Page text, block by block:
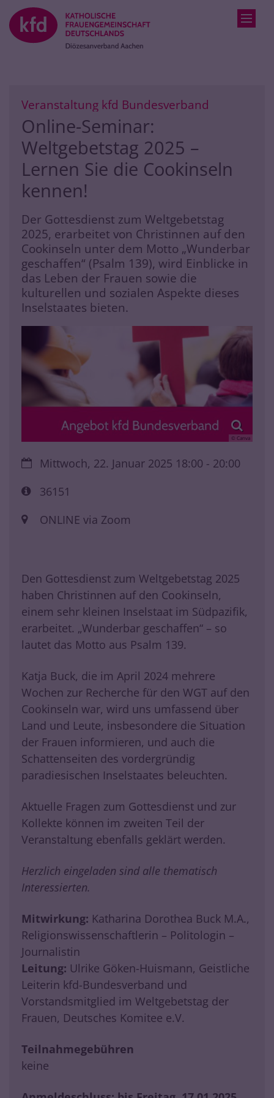
Zum Inhalt springen
Veranstaltung kfd Bundesverband
Online-Seminar:
Weltgebetstag 2025 –
Lernen Sie die Cookinseln
kennen!
Der Gottesdienst zum Weltgebetstag
2025, erarbeitet von Christinnen auf den
Cookinseln unter dem Motto „Wunderbar
geschaffen“ (Psalm 139), wird Einblicke in
das Leben der Frauen sowie die
kulturellen und sozialen Aspekte dieses
Inselstaates bieten.
© Canva
Datum:Mittwoch, 22. Januar 2025 18:00 - 20:00
Art bzw. Nummer:
36151
Ort: ONLINE via Zoom
Den Gottesdienst zum Weltgebetstag 2025
haben Christinnen auf den Cookinseln,
einem sehr kleinen Inselstaat im Südpazifik,
erarbeitet. „Wunderbar geschaffen“ – so
lautet das Motto aus Psalm 139.
Katja Buck, die im April 2024 mehrere
Wochen zur Recherche für den WGT auf den
Cookinseln war, wird uns umfassend über
Land und Leute, insbesondere die Situation
der Frauen informieren, und auch die
Schattenseiten des vordergründig
paradiesischen Inselstaates beleuchten.
Aktuelle Fragen zum Gottesdienst und zur
Kollekte können im zweiten Teil der
Veranstaltung ebenfalls geklärt werden.
Herzlich eingeladen sind alle thematisch
Interessierten.
Mitwirkung: Katharina Dorothea Buck M.A.,
Religionswissenschaftlerin – Politologin –
Journalistin
Leitung: Ulrike Göken-Huismann, Geistliche
Leiterin kfd-Bundesverband und
Vorstandsmitglied im Weltgebetstag der
Frauen, Deutsches Komitee e.V.
Teilnahmegebühren
keine